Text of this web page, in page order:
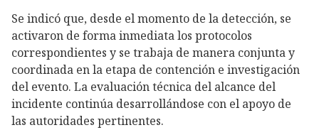
Se indicó que, desde el momento de la detección, se
activaron de forma inmediata los protocolos
correspondientes y se trabaja de manera conjunta y
coordinada en la etapa de contención e investigación
del evento. La evaluación técnica del alcance del
incidente continúa desarrollándose con el apoyo de
las autoridades pertinentes.